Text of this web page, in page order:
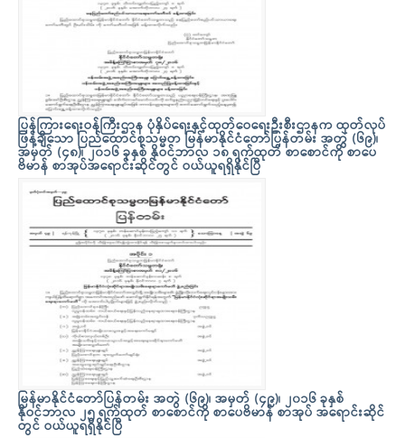
ပြန်ကြားရေးဝန်ကြီးဌာန ပုံနှိပ်ရေးနှင့်ထုတ်ဝေရေးဦးစီးဌာနက ထုတ်လုပ်
ဖြန့်ချိသော ပြည်ထောင်စုသမ္မတ မြန်မာနိုင်ငံတော်ပြန်တမ်း အတွဲ (၆၉)၊
အမှတ် (၄၈)၊ ၂၀၁၆ ခုနှစ် နိုဝင်ဘာလ ၁၈ ရက်ထုတ် စာစောင်ကို စာပေ
ဗိမာန် စာအုပ်အရောင်းဆိုင်တွင် ဝယ်ယူရရှိနိုင်ပြီ
မြန်မာနိုင်ငံတော်ပြန်တမ်း အတွဲ (၆၉)၊ အမှတ် (၄၉)၊ ၂၀၁၆ ခုနှစ်
နိုဝင်ဘာလ ၂၅ ရက်ထုတ် စာစောင်ကို စာပေဗိမာန် စာအုပ် အရောင်းဆိုင်
တွင် ဝယ်ယူရရှိနိုင်ပြီ